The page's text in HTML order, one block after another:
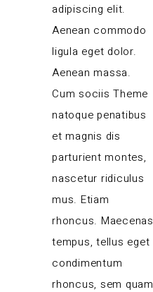
adipiscing elit.
Aenean commodo
ligula eget dolor.
Aenean massa.
Cum sociis Theme
natoque penatibus
et magnis dis
parturient montes,
nascetur ridiculus
mus. Etiam
rhoncus. Maecenas
tempus, tellus eget
condimentum
rhoncus, sem quam